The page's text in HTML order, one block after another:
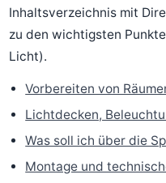
Inhaltsverzeichnis mit
zu den wichtigsten
Licht).
Vorbereiten von
Lichtdecken,
Was soll ich über die
Montage und